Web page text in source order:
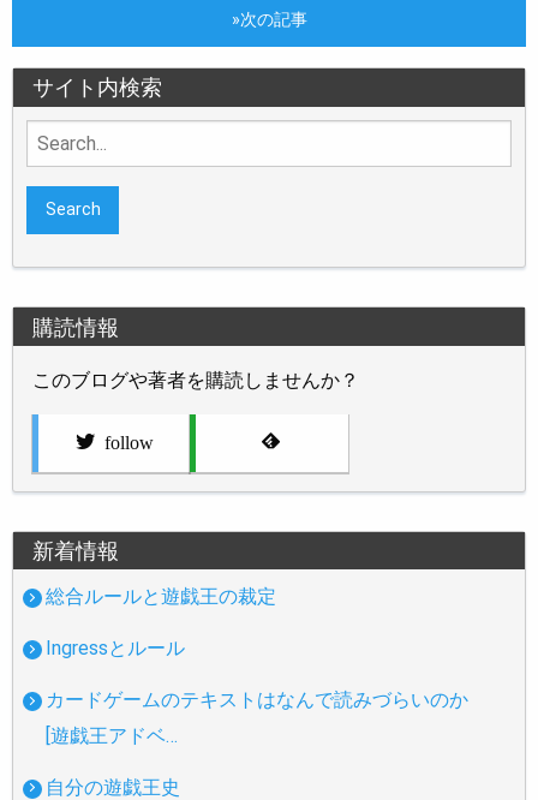
»次の記事
サイト内検索
Search
for:
購読情報
このブログや著者を購読しませんか？
follow
新着情報
総合ルールと遊戯王の裁定
Ingressとルール
カードゲームのテキストはなんで読みづらいのか
[遊戯王アドベ…
自分の遊戯王史